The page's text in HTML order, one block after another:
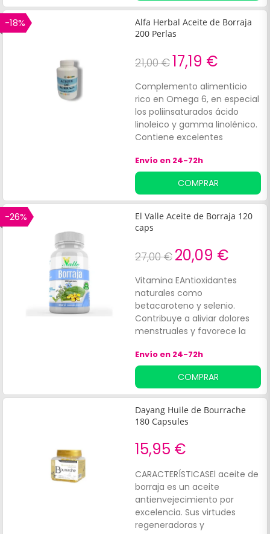
-18%
Alfa Herbal Aceite de Borraja
200 Perlas
21,00 €17,19 €
Complemento alimenticio
rico en Omega 6, en especial
los poliinsaturados ácido
linoleico y gamma linolénico.
Contiene excelentes
antiinflamatorias y
analgésicas.
Envío en 24-72h
COMPRAR
-26%
El Valle Aceite de Borraja 120
caps
27,00 € 20,09 €
Vitamina EAntioxidantes
naturales como
betacaroteno y selenio.
Contribuye a aliviar dolores
menstruales y favorece la
frente al daño oxidativo. Es
adecuado para casos
de:Eccemas. Dermatitis
atópica.
Envío en 24-72h
COMPRAR
Dayang Huile de Bourrache
180 Capsules
15,95 €
CARACTERÍSTICASEl aceite de
borraja es un aceite
antienvejecimiento por
excelencia. Sus virtudes
regeneradoras y